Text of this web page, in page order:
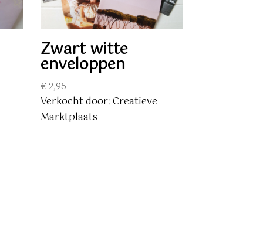
Zwart witte
enveloppen
€2,95
Verkocht door: Creatieve
Marktplaats